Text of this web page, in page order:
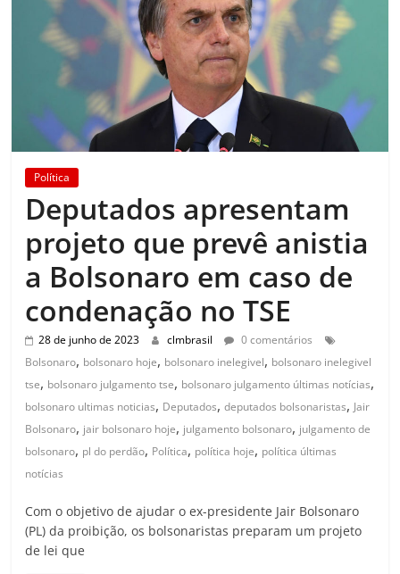
Política
Deputados apresentam
projeto que prevê anistia
a Bolsonaro em caso de
condenação no TSE
28 de junho de 2023 clmbrasil
0 comentários
Bolsonaro, bolsonaro hoje, bolsonaro inelegivel, bolsonaro inelegivel
tse, bolsonaro julgamento tse, bolsonaro julgamento últimas notícias,
bolsonaro ultimas noticias, Deputados,deputados bolsonaristas, Jair
Bolsonaro, jair bolsonaro hoje, julgamento bolsonaro, julgamento de
bolsonaro, pl do perdão, Política, política hoje, política últimas
notícias
Com o objetivo de ajudar o ex-presidente Jair Bolsonaro
(PL) da proibição, os bolsonaristas preparam um projeto
de lei que